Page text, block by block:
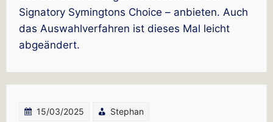
Signatory Symingtons Choice – anbieten. Auch
das Auswahlverfahren ist dieses Mal leicht
abgeändert.
15/03/2025 Stephan